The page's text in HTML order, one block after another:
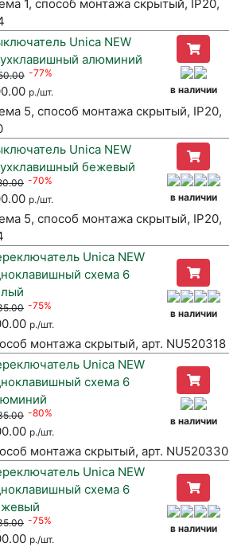
1, способ монтажа скрытый, IP20,
Unica NEW
алюминий
-77%
р./шт. в наличии
5, способ монтажа скрытый, IP20,
Unica NEW
бежевый
-70%
р./шт. в наличии
5, способ монтажа скрытый, IP20,
Unica NEW
схема 6
-75%
р./шт.
в наличии
монтажа скрытый, арт. NU520318
Unica NEW
схема 6
-80%
р./шт.
в наличии
монтажа скрытый, арт. NU520330
Unica NEW
схема 6
-75%
р./шт.
в наличии